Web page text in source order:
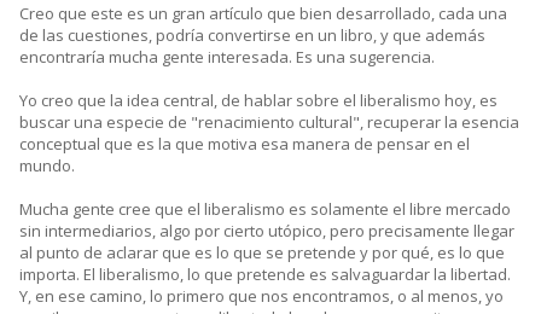
Creo que este es un gran artículo que bien desarrollado, cada una
de las cuestiones, podría convertirse en un libro, y que además
encontraría mucha gente interesada. Es una sugerencia.
Yo creo que la idea central, de hablar sobre el liberalismo hoy, es
buscar una especie de "renacimiento cultural", recuperar la esencia
conceptual que es la que motiva esa manera de pensar en el
mundo.
Mucha gente cree que el liberalismo es solamente el libre mercado
sin intermediarios, algo por cierto utópico, pero precisamente llegar
al punto de aclarar que es lo que se pretende y por qué, es lo que
importa. El liberalismo, lo que pretende es salvaguardar la libertad.
Y, en ese camino, lo primero que nos encontramos, o al menos, yo